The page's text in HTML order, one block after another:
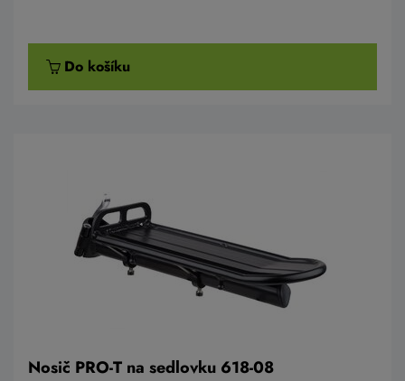
Do košíku
Nosič PRO-T na sedlovku 618-08